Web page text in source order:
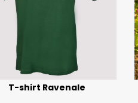
T-shirt Ravenale